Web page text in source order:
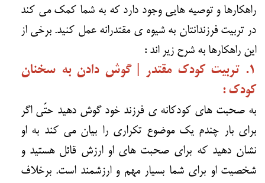
راهکارها و توصیه هایی وجود دارد که به شما کمک می کند
در تربیت فرزندانتان به شیوه ی مقتدرانه عمل کنید. برخی از
این راهکارها به شرح زیر اند :
۱. تربیت کودک مقتدر | گوش دادن به سخنان
کودک :
به صحبت های کودکانه ی فرزند خود گوش دهید حتّی اگر
برای بار چندم یک موضوع تکراری را بیان می کند به او
نشان دهید که برای صحبت های او ارزش قائل هستید و
شخصیت او برای شما بسیار مهم و ارزشمند است. برخلاف